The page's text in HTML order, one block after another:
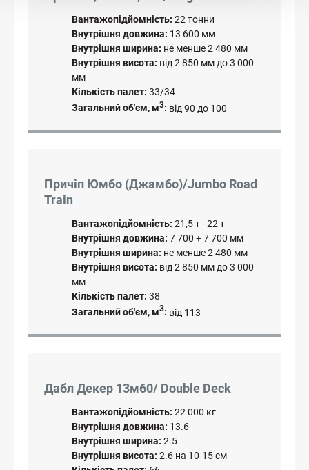
Вантажопідйомність: 22 тонни
Внутрішня довжина: 13 600 мм
Внутрішня ширина: не менше 2 480 мм
Внутрішня висота: від 2 850 мм до 3 000
мм
Кількість палет: 33/34
Загальний об'єм, м3: від 90 до 100
Причіп Юмбо (Джамбо)/Jumbo Road
Train
Вантажопідйомність: 21,5 т - 22 т
Внутрішня довжина: 7 700 + 7 700 мм
Внутрішня ширина: не менше 2 480 мм
Внутрішня висота: від 2 850 мм до 3 000
мм
Кількість палет: 38
Загальний об'єм, м3: від 113
Дабл Декер 13м60/ Double Deck
Вантажопідйомність: 22 000 кг
Внутрішня довжина: 13.6
Внутрішня ширина: 2.5
Внутрішня висота: 2.6 на 10-15 см